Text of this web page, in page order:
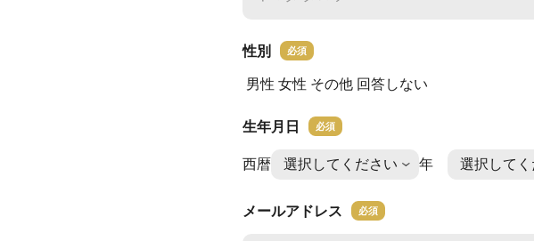
性別 必須
男性 女性 その他 回答しない
生年月日 必須
西暦 年
メールアドレス 必須